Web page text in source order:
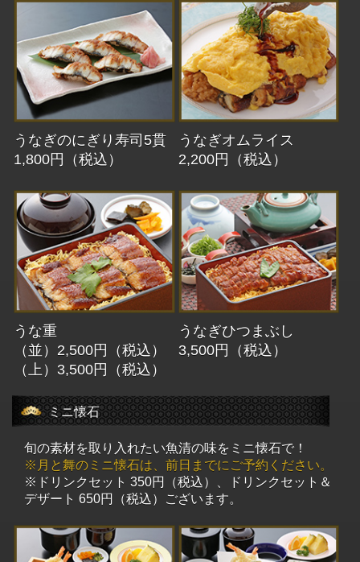
うなぎのにぎり寿司5貫
1,800円（税込）
うなぎオムライス
2,200円（税込）
うな重
（並）2,500円（税込）
（上）3,500円（税込）
うなぎひつまぶし
3,500円（税込）
ミニ懐石
旬の素材を取り入れたい魚清の味をミニ懐石で！
※月と舞のミニ懐石は、前日までにご予約ください。
※ドリンクセット 350円（税込）、ドリンクセット＆
デザート 650円（税込）ございます。